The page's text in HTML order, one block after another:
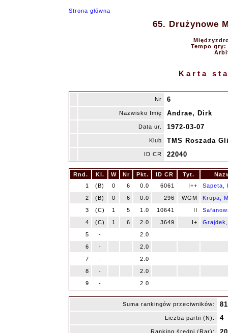
Strona główna
65. Drużynowe
Tempo gry:
Karta
Nr 6
Nazwisko Imię Andrae, Dirk
Data ur. 1972-03-07
Klub TMS Roszada
ID CR 22040
Rnd. Kl. W Nr Pkt. ID CR Tyt.
1
(B) 0 6 0.0 6061 I++
Sapeta,
2
(B) 0 6 0.0 296 WGM
Krupa,
3
(C) 1 5 1.0 10641 II
4
(C) 1 6 2.0 3649 I+
5
-
2.0
6
-
2.0
7
-
2.0
8
-
2.0
9
- 2.0
Suma rankingów przeciwników:
Liczba partii (N): 4
Ranking średni (Rar):